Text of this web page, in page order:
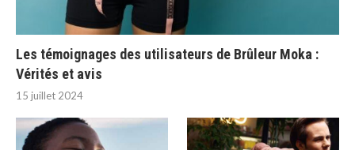
Les témoignages des utilisateurs de Brûleur Moka :
Vérités et avis
15 juillet 2024